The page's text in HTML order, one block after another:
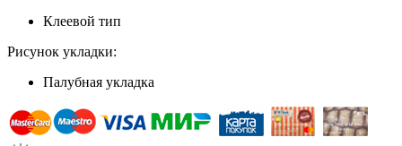
Клеевой тип
Рисунок укладки:
Палубная укладка